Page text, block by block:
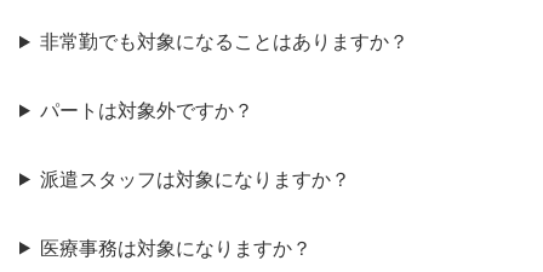
非常勤でも対象になることはありますか？
パートは対象外ですか？
派遣スタッフは対象になりますか？
医療事務は対象になりますか？